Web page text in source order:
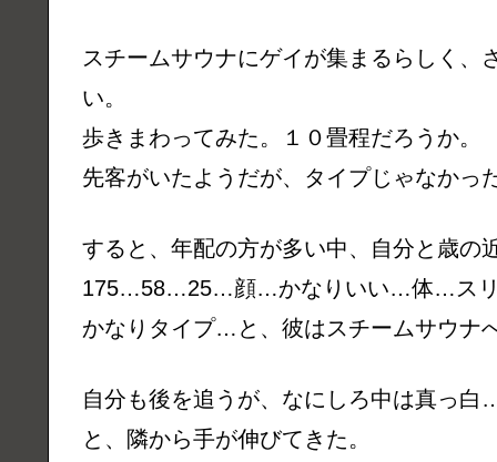
スチームサウナにゲイが集まるらしく
い。
歩きまわってみた。１０畳程だろうか。
先客がいたようだが、タイプじゃなかっ
すると、年配の方が多い中、自分と歳の
175…58…25…顔…かなりいい…体…ス
かなりタイプ…と、彼はスチームサウナ
自分も後を追うが、なにしろ中は真っ
と、隣から手が伸びてきた。